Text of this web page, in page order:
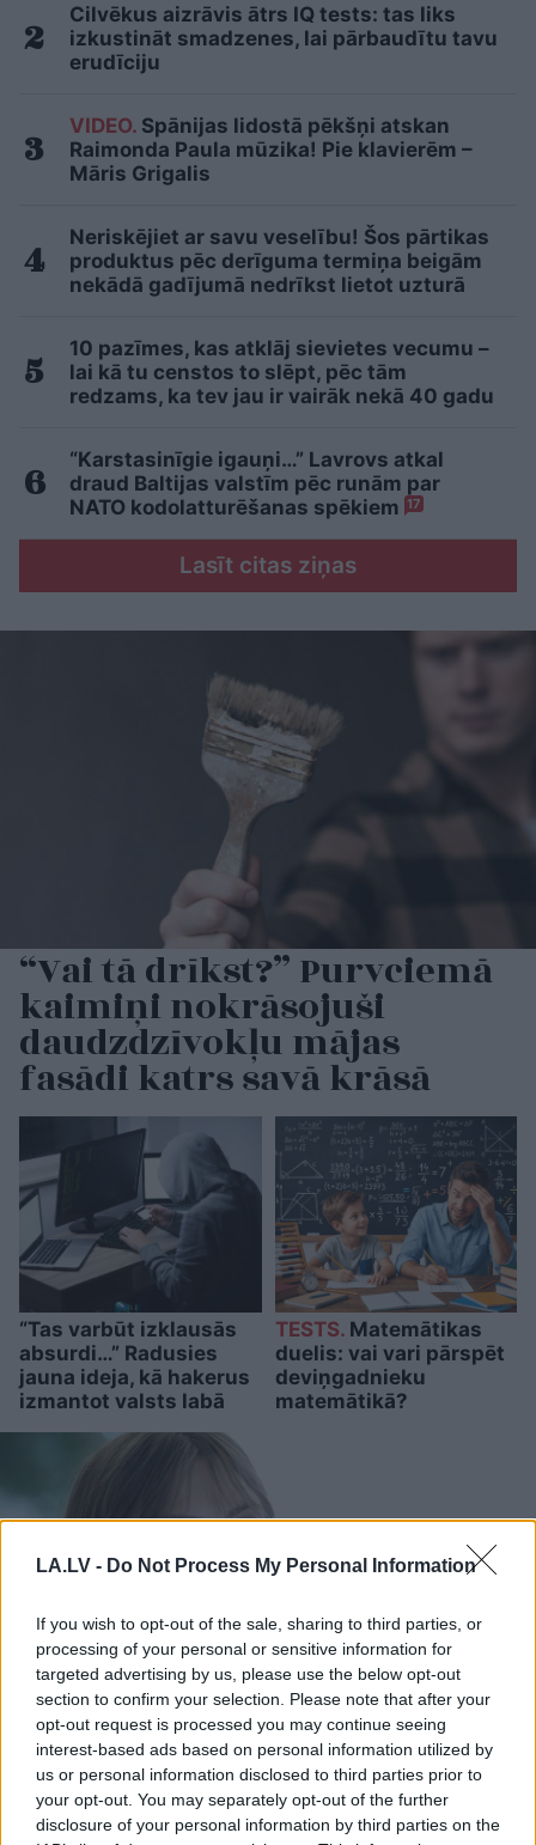
LA.LV - Do Not Process My Personal Information
If you wish to opt-out of the sale, sharing to third parties, or
processing of your personal or sensitive information for
targeted advertising by us, please use the below opt-out
section to confirm your selection. Please note that after your
opt-out request is processed you may continue seeing
interest-based ads based on personal information utilized by
us or personal information disclosed to third parties prior to
your opt-out. You may separately opt-out of the further
disclosure of your personal information by third parties on the
Cilvēkus aizrāvis ātrs IQ tests: tas liks
izkustināt smadzenes, lai pārbaudītu tavu
erudīciju
VIDEO. Spānijas lidostā pēkšņi atskan
Raimonda Paula mūzika! Pie klavierēm –
Māris Grigalis
Neriskējiet ar savu veselību! Šos pārtikas
produktus pēc derīguma termiņa beigām
nekādā gadījumā nedrīkst lietot uzturā
10 pazīmes, kas atklāj sievietes vecumu –
lai kā tu censtos to slēpt, pēc tām
redzams, ka tev jau ir vairāk nekā 40 gadu
“Karstasinīgie igauņi…” Lavrovs atkal
draud Baltijas valstīm pēc runām par
NATO kodolatturēšanas spēkiem 17
Lasīt citas ziņas
“Vai tā drīkst?” Purvciemā
kaimiņi nokrāsojuši
daudzdzīvokļu mājas
fasādi katrs savā krāsā
“Tas varbūt izklausās
absurdi…” Radusies
jauna ideja, kā hakerus
izmantot valsts labā
TESTS.Matemātikas
duelis: vai vari pārspēt
deviņgadnieku
matemātikā?
Arpublisku attaisnojumu
netika līdzēts – KNAB sāk